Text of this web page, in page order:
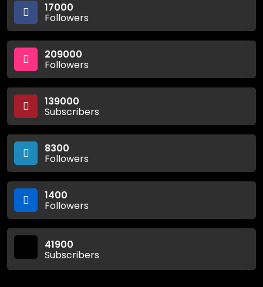
17000
Followers
209000
Followers
139000
Subscribers
8300
Followers
1400
Followers
41900
Subscribers